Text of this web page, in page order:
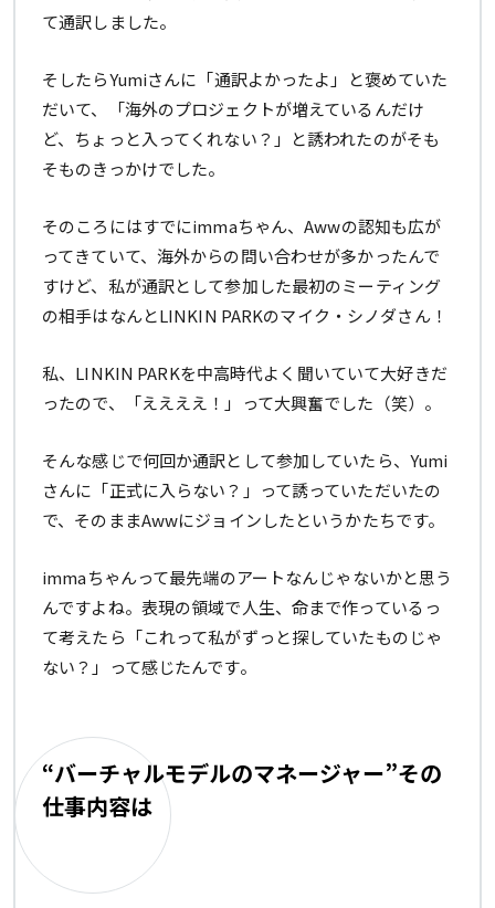
て通訳しました。
そしたらYumiさんに「通訳よかったよ」と褒めていた
だいて、「海外のプロジェクトが増えているんだけ
ど、ちょっと入ってくれない？」と誘われたのがそも
そものきっかけでした。
そのころにはすでにimmaちゃん、Awwの認知も広が
ってきていて、海外からの問い合わせが多かったんで
すけど、私が通訳として参加した最初のミーティング
の相手はなんとLINKIN PARKのマイク・シノダさん！
私、LINKIN PARKを中高時代よく聞いていて大好きだ
ったので、「ええええ！」って大興奮でした（笑）。
そんな感じで何回か通訳として参加していたら、Yumi
さんに「正式に入らない？」って誘っていただいたの
で、そのままAwwにジョインしたというかたちです。
immaちゃんって最先端のアートなんじゃないかと思う
んですよね。表現の領域で人生、命まで作っているっ
て考えたら「これって私がずっと探していたものじゃ
ない？」って感じたんです。
“バーチャルモデルのマネージャー”その
仕事内容は